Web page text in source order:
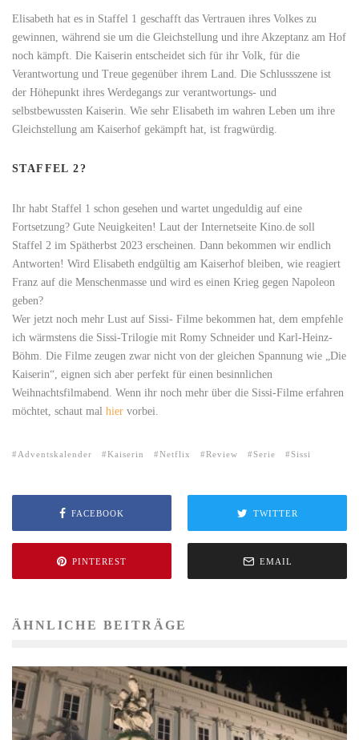
Elisabeth hat es in Staffel 1 geschafft das Vertrauen ihres Volkes zu
gewinnen, während sie um die Gleichstellung und ihre Akzeptanz am Hof
noch kämpft. Die Kaiserin entscheidet sich für ihr Volk, für die
Verantwortung und Treue gegenüber ihrem Land. Die Schlussszene ist
der Höhepunkt ihres Werdegangs zur verantwortungs- und
selbstbewussten Kaiserin. Wie sehr Elisabeth im wahren Leben um ihre
Gleichstellung am Kaiserhof gekämpft hat, ist fragwürdig.
STAFFEL 2?
Ihr habt Staffel 1 schon gesehen und wartet ungeduldig auf eine
Fortsetzung? Gute Neuigkeiten! Laut der Internetseite Kino.de soll
Staffel 2 im Spätherbst 2023 erscheinen. Dann bekommen wir endlich
Antworten! Wird Elisabeth endgültig am Kaiserhof bleiben, wie reagiert
Franz auf die Menschenmasse und wird es einen Krieg gegen Napoleon
geben?
Wer jetzt noch mehr Lust auf Sissi- Filme bekommen hat, dem empfehle
ich wärmstens die Sissi-Trilogie mit Romy Schneider und Karl-Heinz-
Böhm. Die Filme zeugen zwar nicht von der gleichen Spannung wie „Die
Kaiserin“, eignen sich aber perfekt für einen besinnlichen
Weihnachtsfilmabend. Wenn ihr noch mehr über die Sissi-Filme erfahren
möchtet, schaut mal hier vorbei.
Adventskalender Kaiserin Netflix Review Serie Sissi
FACEBOOK TWITTER
PINTEREST EMAIL
ÄHNLICHE BEITRÄGE